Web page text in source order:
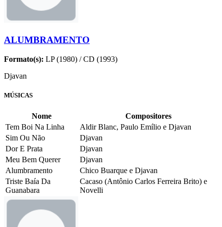
ALUMBRAMENTO
Formato(s): LP (1980) / CD (1993)
Djavan
MÚSICAS
Nome
Compositores
Tem Boi Na Linha
Aldir Blanc, Paulo Emílio e Djavan
Sim Ou Não
Djavan
Dor E Prata
Djavan
Meu Bem Querer
Djavan
Alumbramento
Chico Buarque e Djavan
Triste Baía Da
Guanabara
Cacaso (Antônio Carlos Ferreira Brito) e
Novelli